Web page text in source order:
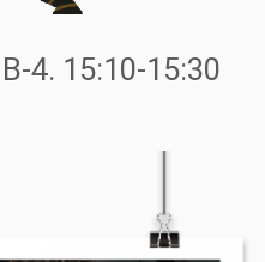
4. 15:10-15:30